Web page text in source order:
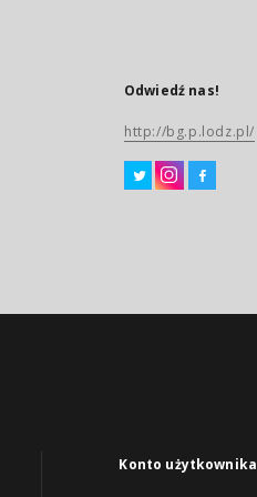
Odwiedź nas!
http://bg.p.lodz.pl/
Konto użytkownika